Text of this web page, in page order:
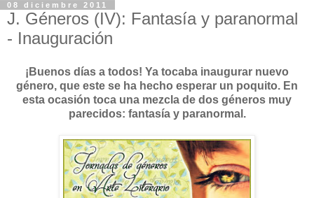
08 diciembre 2011
J. Géneros (IV): Fantasía y paranormal
- Inauguración
¡Buenos días a todos! Ya tocaba inaugurar nuevo
género, que este se ha hecho esperar un poquito. En
esta ocasión toca una mezcla de dos géneros muy
parecidos: fantasía y paranormal.